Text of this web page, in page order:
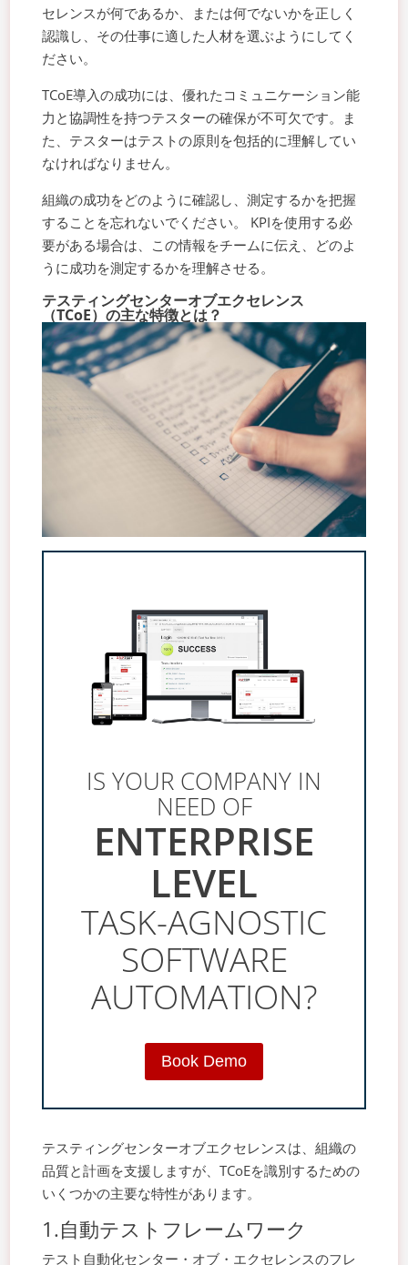
セレンスが何であるか、または何でないかを正しく
認識し、その仕事に適した人材を選ぶようにしてく
ださい。
TCoE導入の成功には、優れたコミュニケーション能
力と協調性を持つテスターの確保が不可欠です。ま
た、テスターはテストの原則を包括的に理解してい
なければなりません。
組織の成功をどのように確認し、測定するかを把握
することを忘れないでください。 KPIを使用する必
要がある場合は、この情報をチームに伝え、どのよ
うに成功を測定するかを理解させる。
テスティングセンターオブエクセレンス
（TCoE）の主な特徴とは？
IS YOUR COMPANY IN
NEED OF
ENTERPRISE
LEVEL
TASK-AGNOSTIC
SOFTWARE
AUTOMATION?
Book Demo
テスティングセンターオブエクセレンスは、組織の
品質と計画を支援しますが、TCoEを識別するための
いくつかの主要な特性があります。
1.自動テストフレームワーク
テスト自動化センター・オブ・エクセレンスのフレ